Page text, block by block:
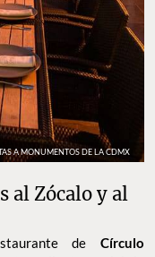
A MONUMENTOS DE LA CDMX
al Zócalo y al
deCírculo